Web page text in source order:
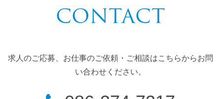
CONTACT
求人のご応募、お仕事のご依頼・ご相談はこちらからお問
い合わせください。